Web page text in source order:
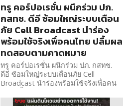
ทรู คอร์ปอเรชั่น ผนึกร่วม ปภ.
กสทช. ดีอี ซ้อมใหญ่ระบบเตือน
ภัย Cell Broadcast นำร่อง
พร้อมใช้จริงเพื่อคนไทย ปลื้มผล
ทดสอบตามคาดหมาย
ทรู คอร์ปอเรชั่น ผนึกร่วม ปภ. กสทช.
ดีอี ซ้อมใหญ่ระบบเตือนภัย Cell
Broadcast นำร่องพร้อมใช้จริงเพื่อคน